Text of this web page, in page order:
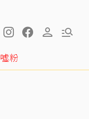
噓粉